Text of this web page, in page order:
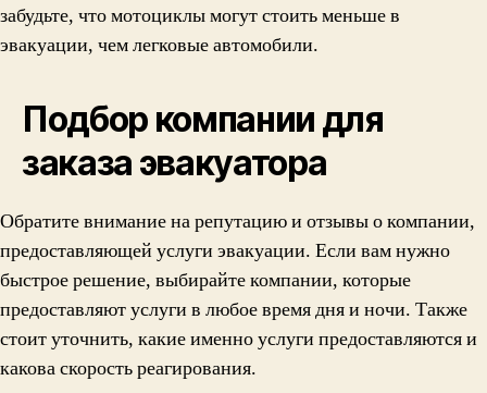
забудьте, что мотоциклы могут стоить меньше в
эвакуации, чем легковые автомобили.
Подбор компании для
заказа эвакуатора
Обратите внимание на репутацию и отзывы о компании,
предоставляющей услуги эвакуации. Если вам нужно
быстрое решение, выбирайте компании, которые
предоставляют услуги в любое время дня и ночи. Также
стоит уточнить, какие именно услуги предоставляются и
какова скорость реагирования.